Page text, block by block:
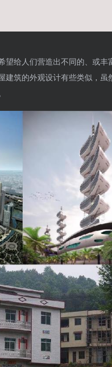
望给人们营造出不同的、或丰
建筑的外观设计有些类似，虽